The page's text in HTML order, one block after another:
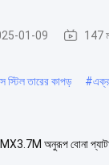
01-09 147
স্টিল তারের কাপড় #
অনুরূপ বোনা